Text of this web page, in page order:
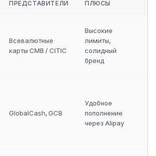
ПРЕДСТАВИТЕЛИ ПЛЮСЫ
Всевалютные
карты CMB / CITIC
Высокие
лимиты,
солидный
бренд
GlobalCash, GCB
Удобное
пополнение
через Alipay